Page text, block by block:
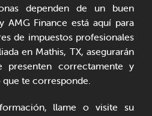
dependen de un buen
AMG Finance está aquí para
de impuestos profesionales
en Mathis, TX, asegurarán
presenten correctamente y
te corresponde.
llame o visite su